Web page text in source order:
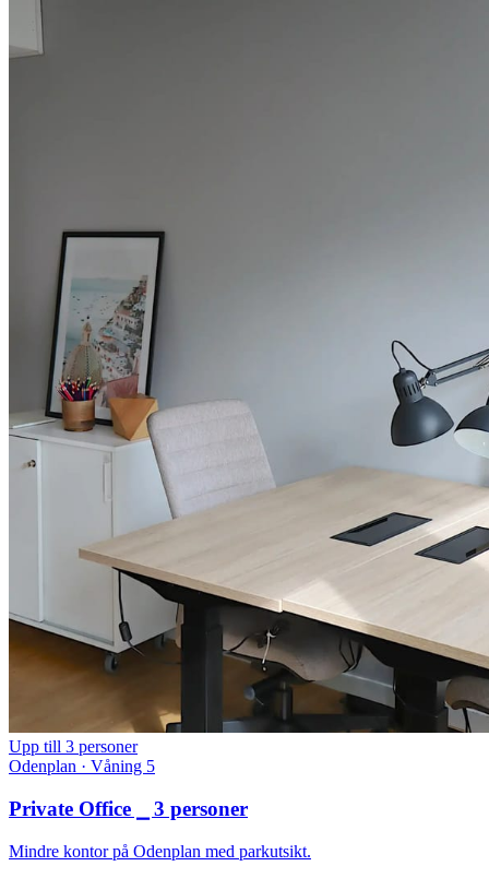
Upp till 3 personer
Odenplan · Våning 5
Private Office ⎯ 3 personer
Mindre kontor på Odenplan med parkutsikt.